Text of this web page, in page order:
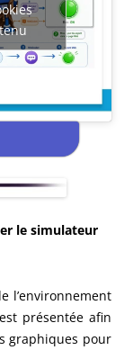
le simulateur
l’environnement
est présentée afin
graphiques pour